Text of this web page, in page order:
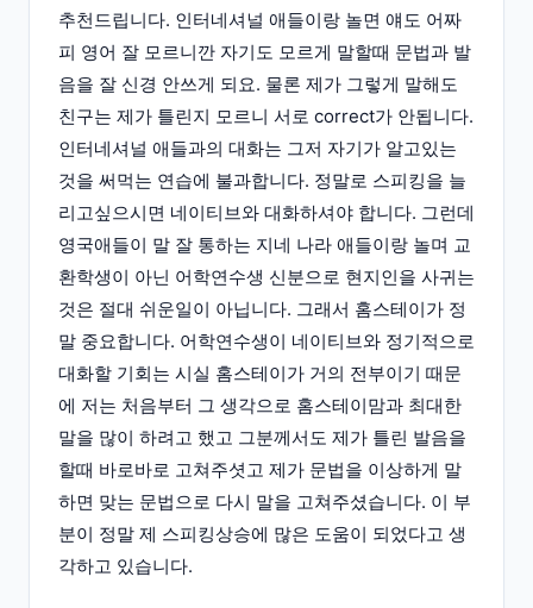
추천드립니다. 인터네셔널 애들이랑 놀면 얘도 어짜
피 영어 잘 모르니깐 자기도 모르게 말할때 문법과 발
음을 잘 신경 안쓰게 되요. 물론 제가 그렇게 말해도
친구는 제가 틀린지 모르니 서로 correct가 안됩니다.
인터네셔널 애들과의 대화는 그저 자기가 알고있는
것을 써먹는 연습에 불과합니다. 정말로 스피킹을 늘
리고싶으시면 네이티브와 대화하셔야 합니다. 그런데
영국애들이 말 잘 통하는 지네 나라 애들이랑 놀며 교
환학생이 아닌 어학연수생 신분으로 현지인을 사귀는
것은 절대 쉬운일이 아닙니다. 그래서 홈스테이가 정
말 중요합니다. 어학연수생이 네이티브와 정기적으로
대화할 기회는 시실 홈스테이가 거의 전부이기 때문
에 저는 처음부터 그 생각으로 홈스테이맘과 최대한
말을 많이 하려고 했고 그분께서도 제가 틀린 발음을
할때 바로바로 고쳐주셧고 제가 문법을 이상하게 말
하면 맞는 문법으로 다시 말을 고쳐주셨습니다. 이 부
분이 정말 제 스피킹상승에 많은 도움이 되었다고 생
각하고 있습니다.